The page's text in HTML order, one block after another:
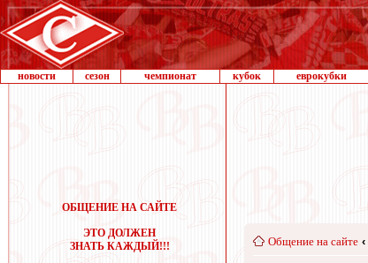
новости сезон чемпионат кубок еврокубки
ОБЩЕНИЕ НА САЙТЕ
ЭТО ДОЛЖЕН
ЗНАТЬ КАЖДЫЙ!!!
Общение на сайте ‹